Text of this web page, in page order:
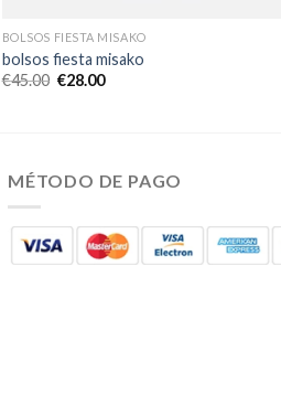
BOLSOS FIESTA MISAKO
bolsos fiesta misako
€45.00 €28.00
MÉTODO DE PAGO